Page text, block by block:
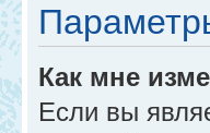
Как мне
Если вы